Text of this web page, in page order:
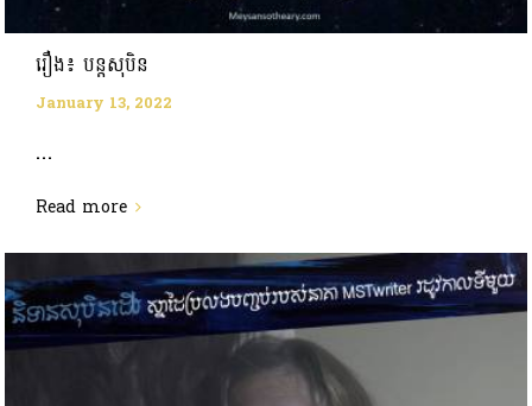
រឿង៖ បន្តសុបិន
January 13, 2022
...
Read more